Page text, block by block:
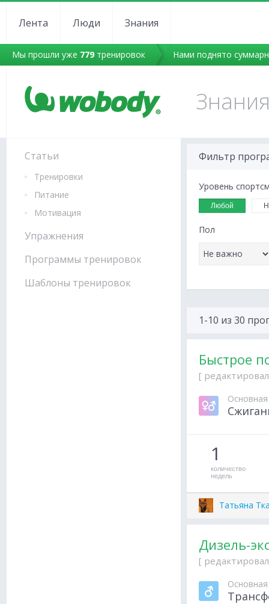
Лента Люди Знания
Мы прошли уже 779тренировок Нами поднято
Статьи
Тренировки
Питание
Мотивация
Упражнения
Программы тренировок
Шаблоны тренировок
Фильтр
Уровень
Любой
Пол
1-10 из 30
Быстрое
[
1
количество
недель
Татьяна
Дизель-
[